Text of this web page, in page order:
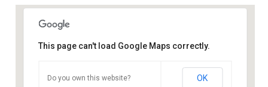
Chiesa di Santa Maria degli Angeli
Via della Scala - Santu Lussurgiu
This page can't load Google Maps correctly.
Do you own this website? OK